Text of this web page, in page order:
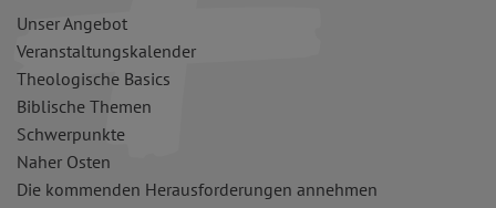
Unser Angebot
Veranstaltungskalender
Theologische Basics
Biblische Themen
Schwerpunkte
Naher Osten
Die kommenden Herausforderungen annehmen